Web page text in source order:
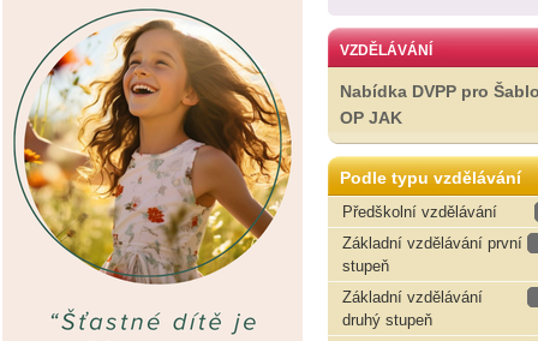
VZDĚLÁVÁNÍ
Nabídka DVPP pro
OP JAK
Podle typu vzdělávání
Předškolní vzdělávání
Základní vzdělávání první
stupeň
Základní vzdělávání
druhý stupeň